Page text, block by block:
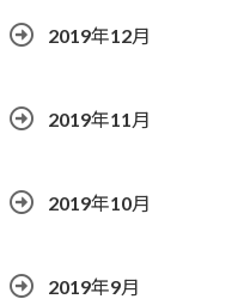
2019年12月
2019年11月
2019年10月
2019年9月